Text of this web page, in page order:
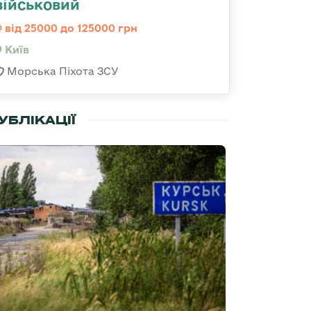
від 25000 до 125000 грн
Київ
Морська Піхота ЗСУ